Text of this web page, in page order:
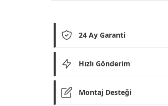
24 Ay Garanti
Hızlı Gönderim
Montaj Desteği